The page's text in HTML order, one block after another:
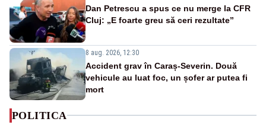
Dan Petrescu a spus ce nu merge la CFR
Cluj: „E foarte greu să ceri rezultate”
8 aug. 2026, 12:30
Accident grav în Caraș-Severin. Două
vehicule au luat foc, un șofer ar putea fi
mort
POLITICA